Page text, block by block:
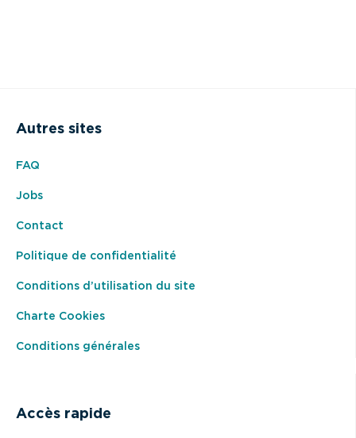
Autres sites
FAQ
Jobs
Contact
Politique de confidentialité
Conditions d’utilisation du site
Charte Cookies
Conditions générales
Accès rapide